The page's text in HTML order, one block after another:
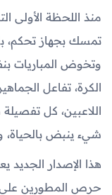
منذ اللحظة الأولى
تمسك بجهاز
وتخوض المباريات
الكرة، تفاعل
اللاعبين، كل
شيء ينبض
هذا الإصدار
حرص المطورين على